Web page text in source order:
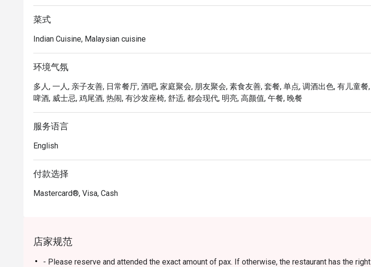
邀请您在此放松身心，享受惬意时光。这不仅是一顿饭，更是一场在吉隆坡市中心，充满活力、风
味至上的感官盛宴。
无论您是来享用一顿简便的晚餐，还是想在此流连整晚，以下是它令人难忘的魅力所在：
「创意融合风味」：一份充满巧思的菜单，将南印度料理的精髓与现代西方烹饪技巧趣味融合。
造出完美而充满活力的情调。
「匠心吧台创作」：丰富多样的饮品选择，从精心调制的鸡尾酒、优质的葡萄酒单，到醇厚香浓的
咖啡，一应俱全。
适合浪漫约会、与朋友们的热闹相聚，或是一次犒劳自己的精致独享时光。
菜式
Indian Cuisine, Malaysian cuisine
环境气氛
多人, 一人, 亲子友善, 日常餐厅, 酒吧, 家庭聚会, 朋友聚会, 素食友善, 套餐, 单点, 调酒出色, 有儿童餐,
啤酒, 威士忌, 鸡尾酒, 热闹, 有沙发座椅, 舒适, 都会现代, 明亮, 高颜值, 午餐, 晚餐
服务语言
English
付款选择
Mastercard®, Visa, Cash
店家规范
- Please reserve and attended the exact amount of pax. If otherwise, the restaurant has the right